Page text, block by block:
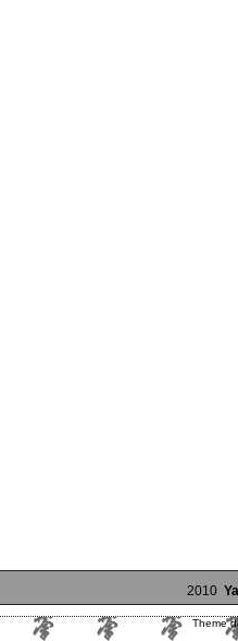
2010
Theme